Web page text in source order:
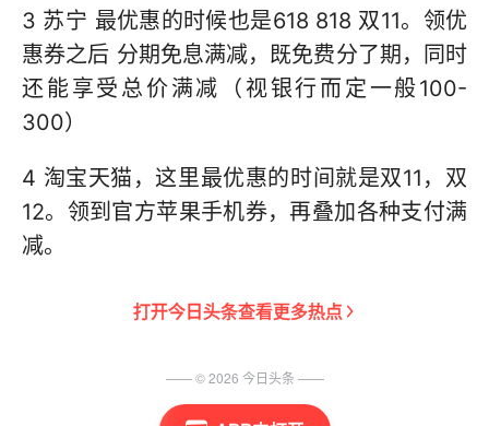
3 苏宁 最优惠的时候也是618 818 双11。领优
惠券之后 分期免息满减，既免费分了期，同时
还能享受总价满减（视银行而定一般100-
300）
4 淘宝天猫，这里最优惠的时间就是双11，双
12。领到官方苹果手机券，再叠加各种支付满
减。
打开今日头条查看更多热点
—— ©2026 今日头条 ——